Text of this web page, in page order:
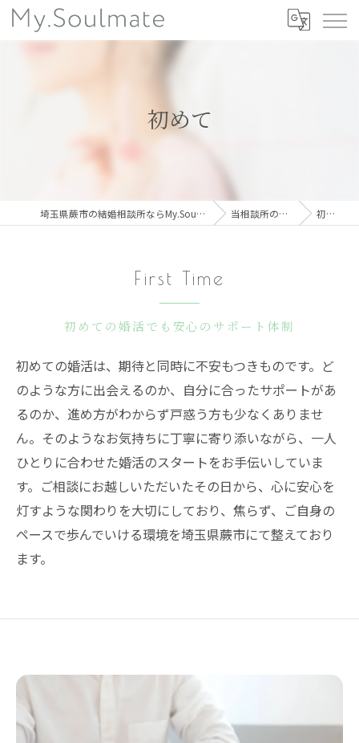
初めて
埼玉県蕨市の結婚相談所ならMy.Soulmate 当相談所の特徴 初めて
初めての婚活でも安心のサポート体制
First Time
初めての婚活は、期待と同時に不安もつきものです。ど
のような方に出会えるのか、自分に合ったサポートがあ
るのか、進め方がわからず戸惑う方も少なくありませ
ん。そのようなお気持ちに丁寧に寄り添いながら、一人
ひとりに合わせた婚活のスタートをお手伝いしていま
す。ご相談にお越しいただいたその日から、心に安心を
灯すような関わりを大切にしており、焦らず、ご自身の
ペースで歩んでいける環境を埼玉県蕨市にて整えており
ます。